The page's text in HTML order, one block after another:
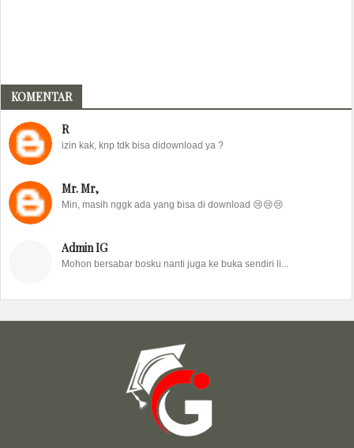
KOMENTAR
R
izin kak, knp tdk bisa didownload ya ?
Mr. Mr,
Min, masih nggk ada yang bisa di download 😢😢😢
Admin IG
Mohon bersabar bosku nanti juga ke buka sendiri li...